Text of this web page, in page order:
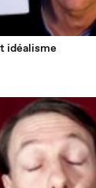
idéalisme